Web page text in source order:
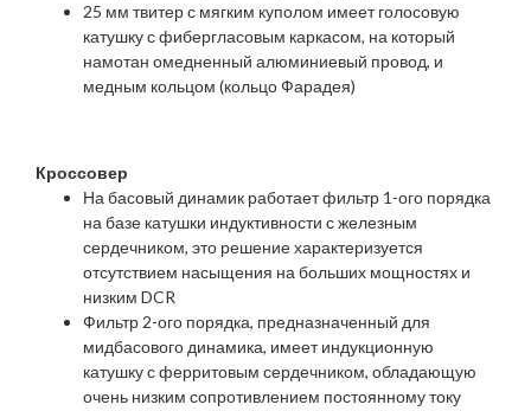
25 мм твитер с мягким куполом имеет голосовую
катушку с фибергласовым каркасом, на который
намотан омедненный алюминиевый провод, и
медным кольцом (кольцо Фарадея)
Кроссовер
На басовый динамик работает фильтр 1-ого порядка
на базе катушки индуктивности с железным
сердечником, это решение характеризуется
отсутствием насыщения на больших мощностях и
низким DCR
Фильтр 2-ого порядка, предназначенный для
мидбасового динамика, имеет индукционную
катушку с ферритовым сердечником, обладающую
очень низким сопротивлением постоянному току